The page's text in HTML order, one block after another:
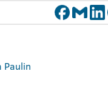
Paulin